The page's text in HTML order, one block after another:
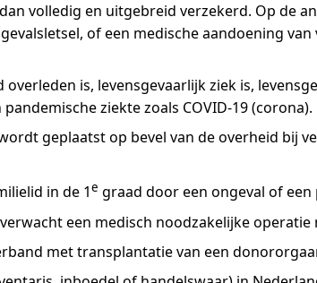
volledig en uitgebreid verzekerd. Op de
of een medische aandoening
overleden is, levensgevaarlijk ziek is,
ziekte zoals COVID-19 (corona).
geplaatst op bevel van de overheid bij
in de 1e graad door een ongeval of
een medisch noodzakelijke
met transplantatie van een